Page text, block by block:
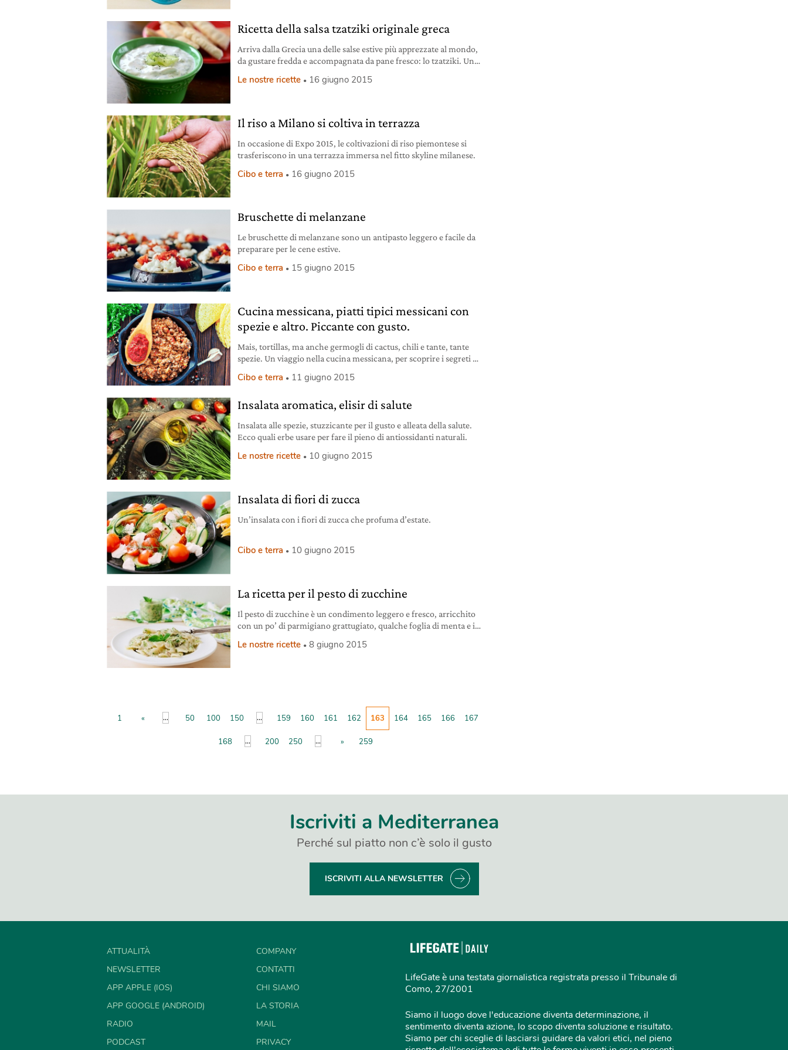
Ricetta della salsa tzatziki originale greca
Arriva dalla Grecia una delle salse estive più apprezzate al mondo,
da gustare fredda e accompagnata da pane fresco: lo tzatziki. Una
Le nostre ricette 16 giugno 2015
Il riso a Milano si coltiva in terrazza
In occasione di Expo 2015, le coltivazioni di riso piemontese si
trasferiscono in una terrazza immersa nel fitto skyline milanese.
Cibo e terra 16 giugno 2015
Bruschette di melanzane
Le bruschette di melanzane sono un antipasto leggero e facile da
preparare per le cene estive.
Cibo e terra 15 giugno 2015
Cucina messicana, piatti tipici messicani con
spezie e altro. Piccante con gusto.
Mais, tortillas, ma anche germogli di cactus, chili e tante, tante
spezie. Un viaggio nella cucina messicana, per scoprire i segreti di
Cibo e terra 11 giugno 2015
Insalata aromatica, elisir di salute
Insalata alle spezie, stuzzicante per il gusto e alleata della salute.
Ecco quali erbe usare per fare il pieno di antiossidanti naturali.
Le nostre ricette 10 giugno 2015
Insalata di fiori di zucca
Un’insalata con i fiori di zucca che profuma d’estate.
Cibo e terra 10 giugno 2015
La ricetta per il pesto di zucchine
Il pesto di zucchine è un condimento leggero e fresco, arricchito
con un po’ di parmigiano grattugiato, qualche foglia di menta e i
Le nostre ricette 8 giugno 2015
1 « ... 50 100 150 ... 159 160 161 162 163 164 165 166 167
168 ... 200 250 ... » 259
Iscriviti a Mediterranea
Perché sul piatto non c’è solo il gusto
ISCRIVITI ALLA NEWSLETTER
ATTUALITÀ
NEWSLETTER
APP APPLE (IOS)
APP GOOGLE (ANDROID)
RADIO
PODCAST
COMPANY
CONTATTI
CHI SIAMO
LA STORIA
MAIL
PRIVACY
LifeGate è una testata giornalistica registrata presso il Tribunale di
Como, 27/2001
Siamo il luogo dove l'educazione diventa determinazione, il
sentimento diventa azione, lo scopo diventa soluzione e risultato.
Siamo per chi sceglie di lasciarsi guidare da valori etici, nel pieno